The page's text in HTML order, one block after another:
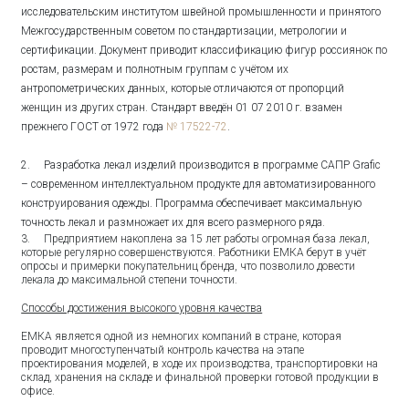
исследовательским институтом швейной промышленности и принятого
Межгосударственным советом по стандартизации, метрологии и
сертификации. Документ приводит классификацию фигур россиянок по
ростам, размерам и полнотным группам с учётом их
антропометрических данных, которые отличаются от пропорций
женщин из других стран. Стандарт введён 01 07 2010 г. взамен
прежнего ГОСТ от 1972 года № 17522-72.
2. Разработка лекал изделий производится в программе САПР Grafic
– современном интеллектуальном продукте для автоматизированного
конструирования одежды. Программа обеспечивает максимальную
точность лекал и размножает их для всего размерного ряда.
3. Предприятием накоплена за 15 лет работы огромная база лекал,
которые регулярно совершенствуются. Работники ЕМКА берут в учёт
опросы и примерки покупательниц бренда, что позволило довести
лекала до максимальной степени точности.
Способы достижения высокого уровня качества
ЕМКА является одной из немногих компаний в стране, которая
проводит многоступенчатый контроль качества на этапе
проектирования моделей, в ходе их производства, транспортировки на
склад, хранения на складе и финальной проверки готовой продукции в
офисе.